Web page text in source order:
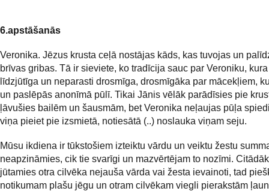
6.apstāšanās
Veronika. Jēzus krusta ceļā nostājas kāds, kas tuvojas un
brīvas gribas. Tā ir sieviete, ko tradīcija sauc par Veroniku,
līdzjūtīga un neparasti drosmīga, drosmīgāka par mācekļiem,
un paslēpās anonīmā pūlī. Tikai Jānis vēlāk parādīsies pie
ļāvušies bailēm un šausmām, bet Veronika neļaujas pūļa
viņa pieiet pie izsmietā, notiesātā (..) noslauka viņam seju.
Mūsu ikdiena ir tūkstošiem izteiktu vārdu un veiktu žestu
neapzināmies, cik tie svarīgi un mazvērtējam to nozīmi.
jūtamies otra cilvēka nejauša vārda vai žesta ievainoti, tad
notikumam plašu jēgu un otram cilvēkam viegli pierakstām